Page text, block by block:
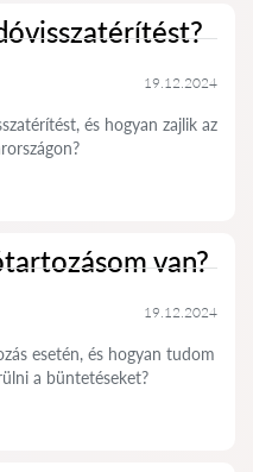
19.12.2024
és hogyan zajlik az
van?
19.12.2024
esetén, és hogyan tudom
a büntetéseket?